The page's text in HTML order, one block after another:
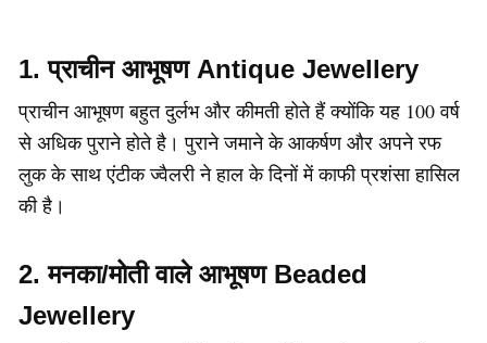
1. प्राचीन आभूषण Antique Jewellery
प्राचीन आभूषण बहुत दुर्लभ और कीमती होते हैं क्योंकि यह 100 वर्ष
से अधिक पुराने होते है। पुराने जमाने के आकर्षण और अपने रफ
लुक के साथ एंटीक ज्वैलरी ने हाल के दिनों में काफी प्रशंसा हासिल
की है।
2. मनका/मोती वाले आभूषण Beaded
Jewellery